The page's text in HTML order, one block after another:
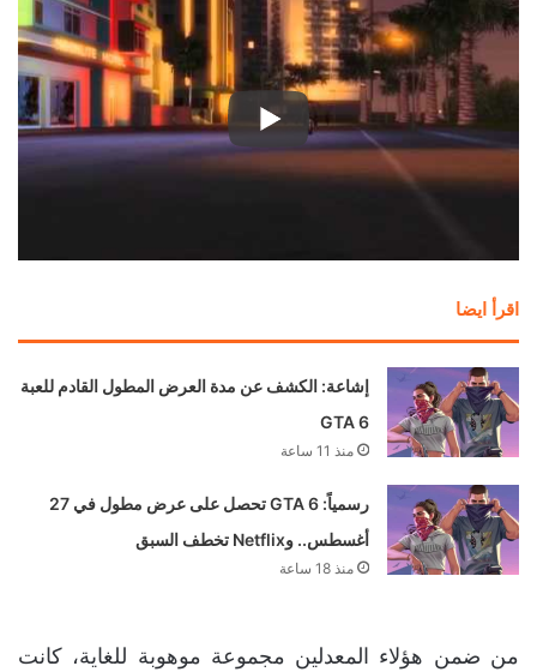
اقرأ ايضا
إشاعة: الكشف عن مدة العرض المطول القادم للعبة
GTA 6
منذ 11 ساعة
رسمياً: GTA 6 تحصل على عرض مطول في 27
أغسطس.. وNetflix تخطف السبق
منذ 18 ساعة
من ضمن هؤلاء المعدلين مجموعة موهوبة للغاية، كانت